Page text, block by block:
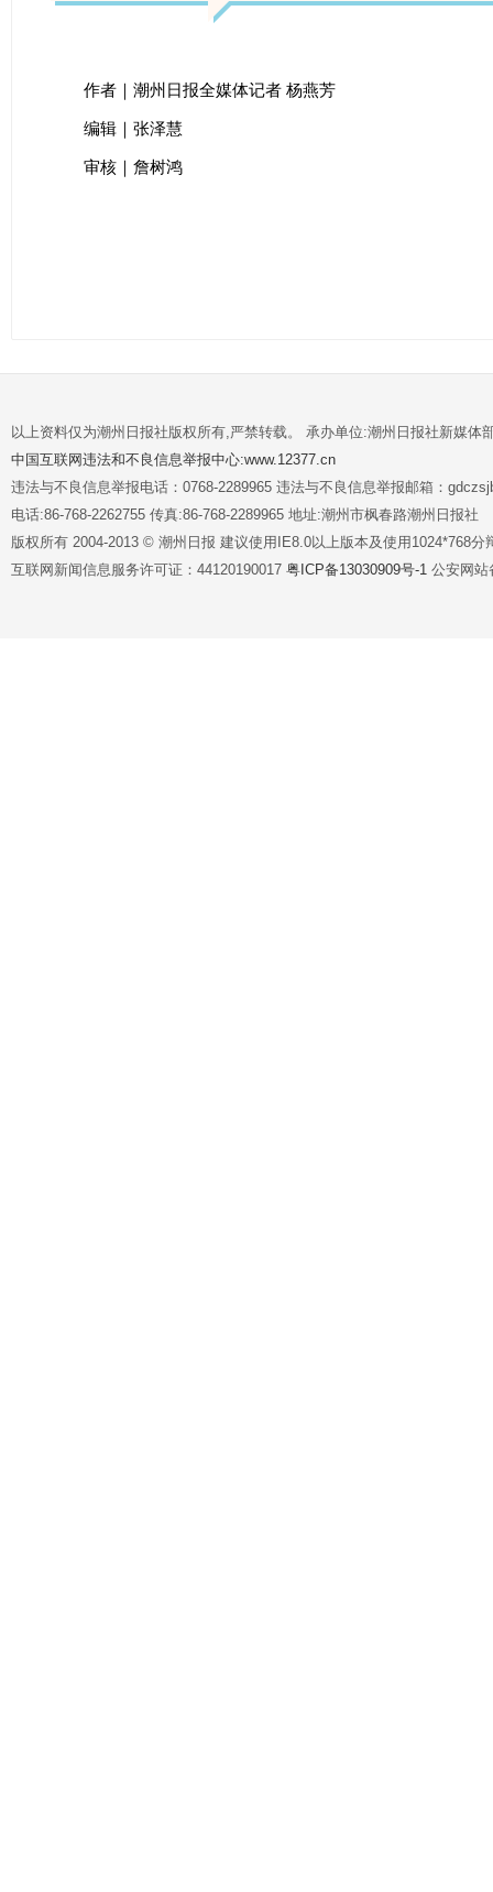
作者｜潮州日报全媒体记者 杨燕芳
编辑｜张泽慧
审核｜詹树鸿
以上资料仅为潮州日报社版权所有,严禁转载。 承办单位:潮州日报社新媒体
中国互联网违法和不良信息举报中心:www.12377.cn
违法与不良信息举报电话：0768-2289965 违法与不良信息举报邮箱：
电话:86-768-2262755 传真:86-768-2289965 地址:潮州市枫春路潮州日报社
版权所有 2004-2013 © 潮州日报 建议使用IE8.0以上版本及使用1024*768分
互联网新闻信息服务许可证：44120190017 粤ICP备13030909号-1 公安网站